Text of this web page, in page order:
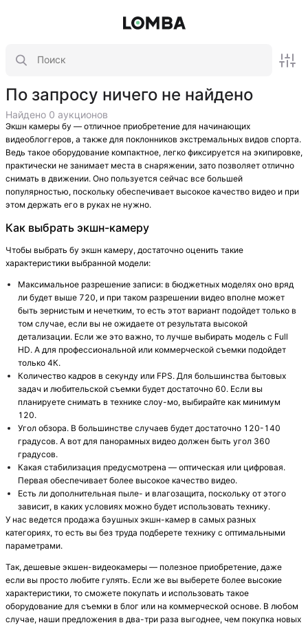
По запросу ничего не найдено
Найдено 0 аукционов
Экшн камеры бу — отличное приобретение для начинающих
видеоблоггеров, а также для поклонников экстремальных видов спорта.
Ведь такое оборудование компактное, легко фиксируется на экипировке,
практически не занимает места в снаряжении, зато позволяет отлично
снимать в движении. Оно пользуется сейчас все большей
популярностью, поскольку обеспечивает высокое качество видео и при
этом держать его в руках не нужно.
Как выбрать экшн-камеру
Чтобы выбрать бу экшн камеру, достаточно оценить такие
характеристики выбранной модели:
Максимальное разрешение записи: в бюджетных моделях оно вряд
ли будет выше 720, и при таком разрешении видео вполне может
быть зернистым и нечетким, то есть этот вариант подойдет только в
том случае, если вы не ожидаете от результата высокой
детализации. Если же это важно, то лучше выбирать модель с Full
HD. А для профессиональной или коммерческой съемки подойдет
только 4К.
Количество кадров в секунду или FPS. Для большинства бытовых
задач и любительской съемки будет достаточно 60. Если вы
планируете снимать в технике слоу-мо, выбирайте как минимум
120.
Угол обзора. В большинстве случаев будет достаточно 120-140
градусов. А вот для панорамных видео должен быть угол 360
градусов.
Какая стабилизация предусмотрена — оптическая или цифровая.
Первая обеспечивает более высокое качество видео.
Есть ли дополнительная пыле- и влагозащита, поскольку от этого
зависит, в каких условиях можно будет использовать технику.
У нас ведется продажа бэушных экшн-камер в самых разных
категориях, то есть вы без труда подберете технику с оптимальными
параметрами.
Так, дешевые экшен-видеокамеры — полезное приобретение, даже
если вы просто любите гулять. Если же вы выберете более высокие
характеристики, то сможете покупать и использовать такое
оборудование для съемки в блог или на коммерческой основе. В любом
случае, наши предложения в два-три раза выгоднее, чем покупка новых